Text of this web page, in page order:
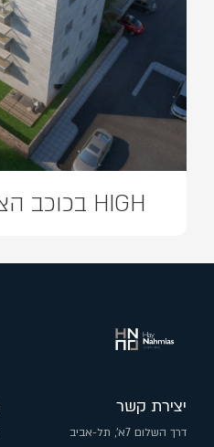
HIGH בכוכב הצפון – אשקלון
יצירת קשר
דרך השלום 7א', תל-אביב